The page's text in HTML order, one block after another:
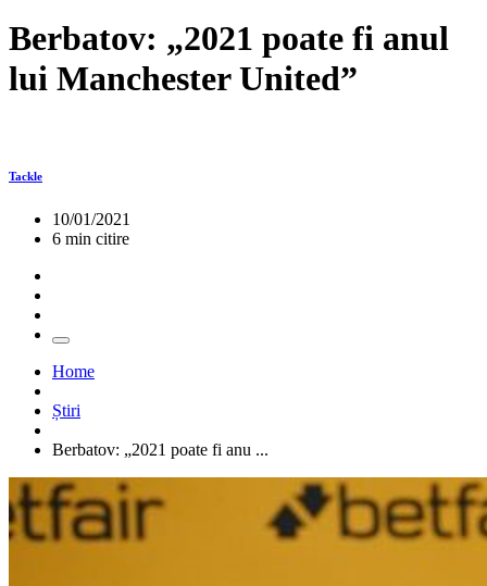
Berbatov: „2021 poate fi anul
lui Manchester United”
Tackle
10/01/2021
6 min citire
Home
Știri
Berbatov: „2021 poate fi anu ...